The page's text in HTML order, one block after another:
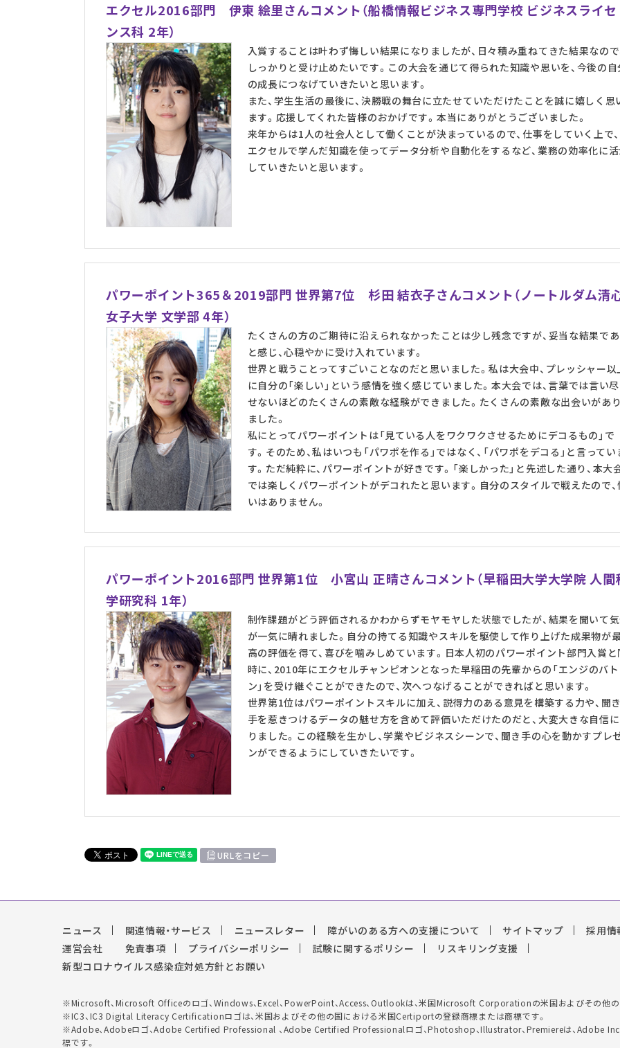
エクセル2016部門 伊東 絵里さんコメント（船橋情報ビジネス専門学校 ビジネスライセ
ンス科 2年）
入賞することは叶わず悔しい結果になりましたが、日々積み重ねてきた結果なので
しっかりと受け止めたいです。この大会を通じて得られた知識や思いを、今後の自
の成長につなげていきたいと思います。
また、学生生活の最後に、決勝戦の舞台に立たせていただけたことを誠に嬉しく思
ます。応援してくれた皆様のおかげです。本当にありがとうございました。
来年からは1人の社会人として働くことが決まっているので、仕事をしていく上で、
エクセルで学んだ知識を使ってデータ分析や自動化をするなど、業務の効率化に
していきたいと思います。
パワーポイント365＆2019部門 世界第7位 杉田 結衣子さんコメント（ノートルダム清
女子大学 文学部 4年）
たくさんの方のご期待に沿えられなかったことは少し残念ですが、妥当な結果であ
と感じ、心穏やかに受け入れています。
世界と戦うことってすごいことなのだと思いました。私は大会中、プレッシャー以
に自分の「楽しい」という感情を強く感じていました。本大会では、言葉では言い尽
せないほどのたくさんの素敵な経験ができました。たくさんの素敵な出会いがあり
ました。
私にとってパワーポイントは「見ている人をワクワクさせるためにデコるもの」で
す。そのため、私はいつも「パワポを作る」ではなく、「パワポをデコる」と言ってい
す。ただ純粋に、パワーポイントが好きです。「楽しかった」と先述した通り、本大
では楽しくパワーポイントがデコれたと思います。自分のスタイルで戦えたので、
いはありません。
パワーポイント2016部門 世界第1位 小宮山 正晴さんコメント（早稲田大学大学院 人間
学研究科 1年）
制作課題がどう評価されるかわからずモヤモヤした状態でしたが、結果を聞いて
が一気に晴れました。自分の持てる知識やスキルを駆使して作り上げた成果物が
高の評価を得て、喜びを噛みしめています。日本人初のパワーポイント部門入賞と
時に、2010年にエクセルチャンピオンとなった早稲田の先輩からの「エンジのバト
ン」を受け継ぐことができたので、次へつなげることができればと思います。
世界第1位はパワーポイントスキルに加え、説得力のある意見を構築する力や、聞き
手を惹きつけるデータの魅せ方を含めて評価いただけたのだと、大変大きな自信
りました。この経験を生かし、学業やビジネスシーンで、聞き手の心を動かすプレ
ンができるようにしていきたいです。
URLをコピー
ニュース 関連情報・サービス ニュースレター 障がいのある方への支援について サイトマップ
採用情
運営会社
免責事項 プライバシーポリシー 試験に関するポリシー
リスキリング支援
新型コロナウイルス感染症対処方針とお願い
※Microsoft、Microsoft Officeのロゴ、Windows、Excel、PowerPoint、Access、Outlookは、米国Microsoft Corporationの米国およびその他
※IC3、IC3 Digital Literacy Certificationロゴは、米国およびその他の国における米国Certiportの登録商標または商標です。
※Adobe、Adobeロゴ、Adobe Certified Professional 、Adobe Certified Professionalロゴ、Photoshop、Illustrator、Premiereは、Adobe Inc.
標です。